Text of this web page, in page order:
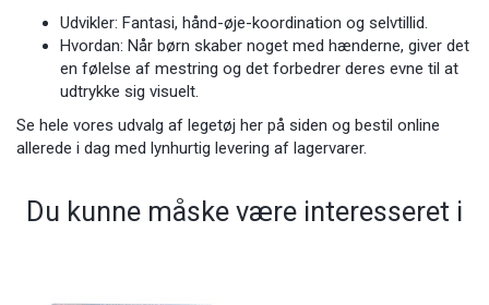
Udvikler: Fantasi, hånd-øje-koordination og selvtillid.
Hvordan: Når børn skaber noget med hænderne, giver det
en følelse af mestring og det forbedrer deres evne til at
udtrykke sig visuelt.
Se hele vores udvalg af legetøj her på siden og bestil online
allerede i dag med lynhurtig levering af lagervarer.
Du kunne måske være interesseret i